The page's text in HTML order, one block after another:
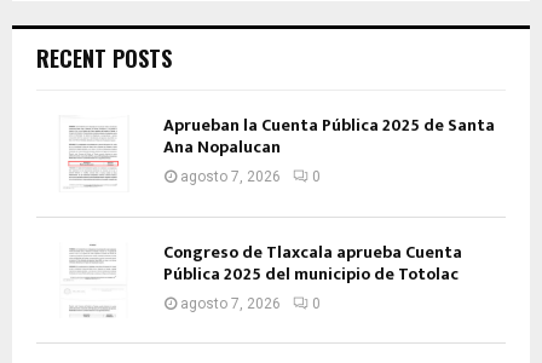
RECENT POSTS
Aprueban la Cuenta Pública 2025 de Santa
Ana Nopalucan
agosto 7, 2026 0
Congreso de Tlaxcala aprueba Cuenta
Pública 2025 del municipio de Totolac
agosto 7, 2026 0